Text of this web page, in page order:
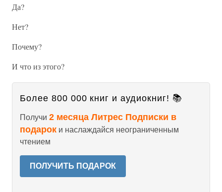
Да?
Нет?
Почему?
И что из этого?
Более 800 000 книг и аудиокниг! 📚
Получи 2 месяца Литрес Подписки в
подарок и наслаждайся неограниченным
чтением
ПОЛУЧИТЬ ПОДАРОК